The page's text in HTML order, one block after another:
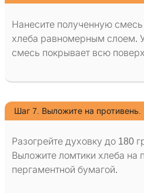
Нанесите полученную
хлеба равномерным слоем.
смесь покрывает всю
Шаг 7. Выложите на противень.
Разогрейте духовку до 180
Выложите ломтики хлеба на
пергаментной бумагой.